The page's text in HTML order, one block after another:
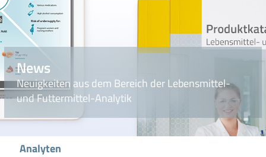
News
Neuigkeiten aus dem Bereich der Lebensmittel-
und Futtermittel-Analytik
Analyten